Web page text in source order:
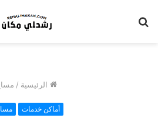
الرئيسية /
أماكن خدمات